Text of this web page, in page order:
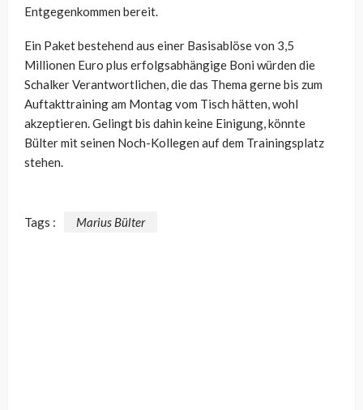
Entgegenkommen bereit.
Ein Paket bestehend aus einer Basisablöse von 3,5
Millionen Euro plus erfolgsabhängige Boni würden die
Schalker Verantwortlichen, die das Thema gerne bis zum
Auftakttraining am Montag vom Tisch hätten, wohl
akzeptieren. Gelingt bis dahin keine Einigung, könnte
Bülter mit seinen Noch-Kollegen auf dem Trainingsplatz
stehen.
Tags : Marius Bülter